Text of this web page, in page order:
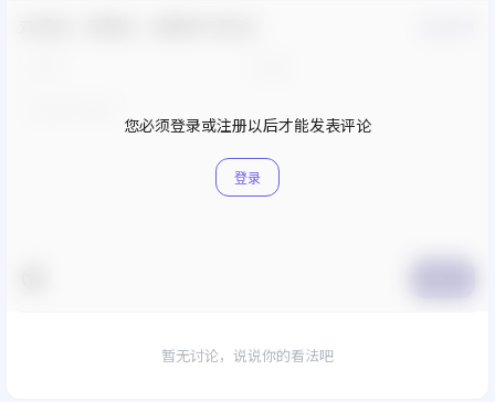
您必须登录或注册以后才能发表评论
登录
暂无讨论，说说你的看法吧